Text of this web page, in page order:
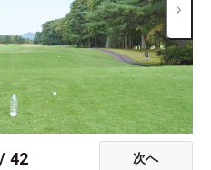
/ 42 次へ